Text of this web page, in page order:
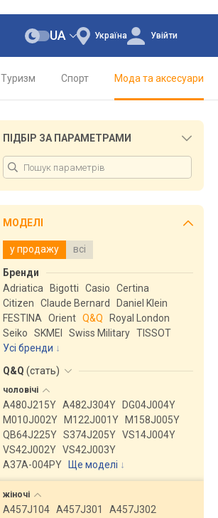
Україна
UA Увійти
Туризм Спорт Мода та аксесуари
ПІДБІР ЗА ПАРАМЕТРАМИ
МОДЕЛІ
у продажу всі
Бренди
Adriatica
Bigotti Casio
Certina
Citizen
Claude Bernard
Daniel Klein
FESTINA
Orient Q&Q
Royal London
Seiko
SKMEI Swiss Military TISSOT
Усі бренди
Q&Q (стать)
чоловічі
A480J215Y A482J304Y
DG04J004Y
M010J002Y
M122J001Y
M158J005Y
QB64J225Y S374J205Y VS14J004Y
VS42J002Y VS42J003Y
A37A-004PY
Ще моделі ↓
жіночі
A457J104 A457J301
A457J302